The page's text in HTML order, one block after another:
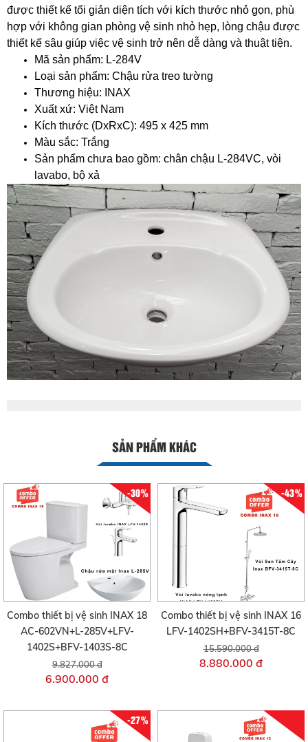
được thiết kế tối giản diện tích với kích thước nhỏ gọn, phù
hợp với không gian phòng vệ sinh nhỏ hẹp, lòng chậu được
thiết kế sâu giúp việc vệ sinh trở nên dễ dàng và thuật tiện.
Mã sản phẩm: L-284V
Loại sản phẩm: Chậu rửa treo tường
Thương hiệu: INAX
Xuất xứ: Việt Nam
Kích thước (DxRxC): 495 x 425 mm
Màu sắc: Trắng
Sản phẩm chưa bao gồm: chân chậu L-284VC, vòi
lavabo, bộ xả
SẢN PHẨM KHÁC
-30%
Combo thiết bị vệ sinh INAX 18
AC-602VN+L-285V+LFV-
1402S+BFV-1403S-8C
9.827.000 đ
6.900.000 đ
-43%
Combo thiết bị vệ sinh INAX 16
LFV-1402SH+BFV-3415T-8C
15.590.000 đ
8.880.000 đ
-27%